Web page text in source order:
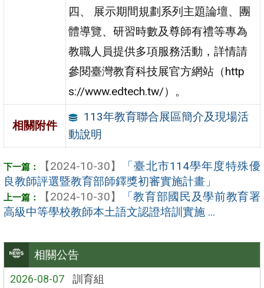
相關公告
2026-08-07 訓育組
四、 展示期間規劃系列主題論壇、團
體導覽、研習時數及尊師有禮等專為
教職人員提供多項服務活動，詳情請
參閱臺灣教育科技展官方網站（http
s://www.edtech.tw/）。
相關附件
113年教育聯合展區簡介及現場活
動說明
【2024-10-30】
「臺北市114學年度特殊優
良教師評選暨教育部師鐸獎初審實施計畫」
【2024-10-30】
「教育部國民及學前教育署
高級中等學校教師本土語文認證培訓實施 ...